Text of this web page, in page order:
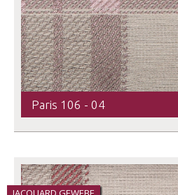
Paris 106 - 04